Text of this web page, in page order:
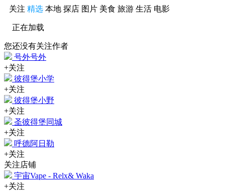
关注 精选 本地 探店 图片 美食 旅游 生活 电影
正在加载
您还没有关注作者
号外号外
+关注
彼得堡小学
+关注
彼得堡小野
+关注
圣彼得堡同城
+关注
呼德阿日勒
+关注
关注店铺
宇宙Vape - Relx& Waka
+关注